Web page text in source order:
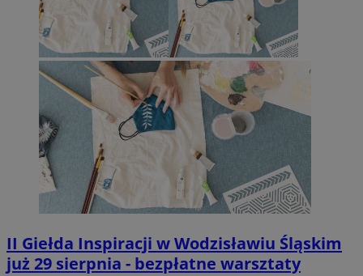
II Giełda Inspiracji w Wodzisławiu Śląskim
już 29 sierpnia - bezpłatne warsztaty